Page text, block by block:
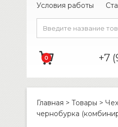
Условия работы
0 +7
Главная > Товары >
чернобурка